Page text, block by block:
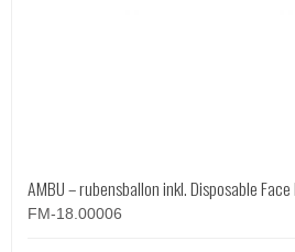
AMBU – rubensballon inkl. Disposable
FM-18.00006